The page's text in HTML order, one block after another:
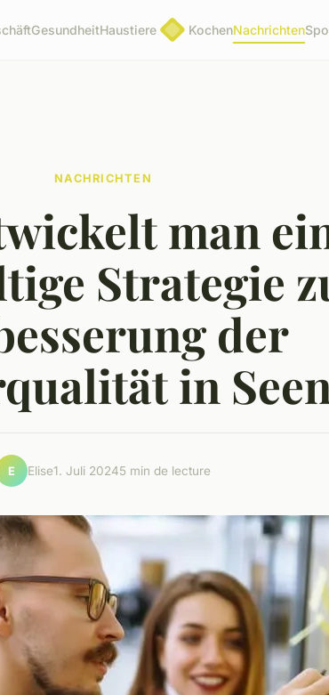
GesundheitHaustiere KochenNachrichten
NACHRICHTEN
man
Strategie
der
in
E Elise1. Juli 20245 min de lecture